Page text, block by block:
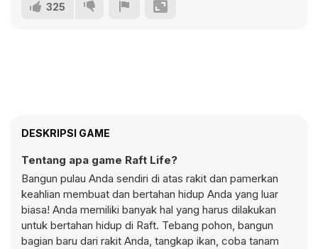
325
DESKRIPSI GAME
Tentang apa game Raft Life?
Bangun pulau Anda sendiri di atas rakit dan pamerkan
keahlian membuat dan bertahan hidup Anda yang luar
biasa! Anda memiliki banyak hal yang harus dilakukan
untuk bertahan hidup di Raft. Tebang pohon, bangun
bagian baru dari rakit Anda, tangkap ikan, coba tanam